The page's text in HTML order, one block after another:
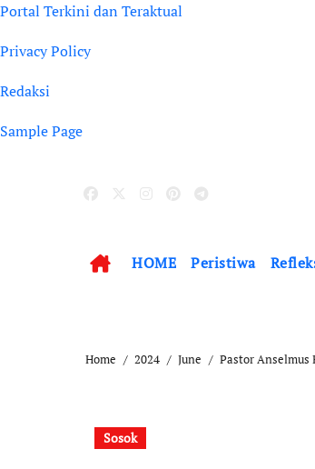
Portal Terkini dan Teraktual
Privacy Policy
Redaksi
Sample Page
HOME Peristiwa
Home 2024 June Pastor Anselmus
Sosok